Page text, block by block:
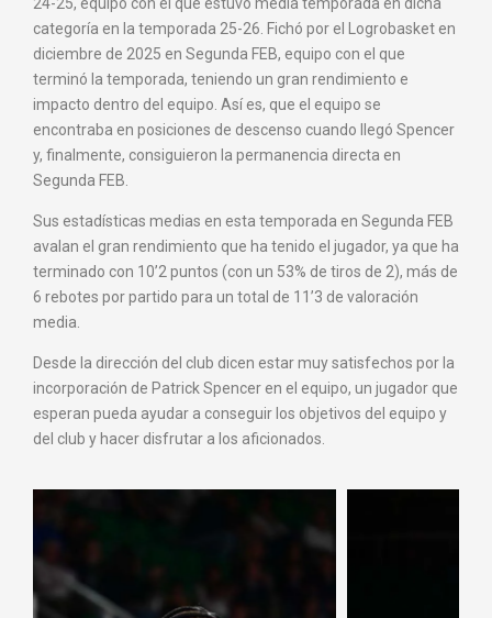
24-25, equipo con el que estuvo media temporada en dicha
categoría en la temporada 25-26. Fichó por el Logrobasket en
diciembre de 2025 en Segunda FEB, equipo con el que
terminó la temporada, teniendo un gran rendimiento e
impacto dentro del equipo. Así es, que el equipo se
encontraba en posiciones de descenso cuando llegó Spencer
y, finalmente, consiguieron la permanencia directa en
Segunda FEB.
Sus estadísticas medias en esta temporada en Segunda FEB
avalan el gran rendimiento que ha tenido el jugador, ya que ha
terminado con 10’2 puntos (con un 53% de tiros de 2), más de
6 rebotes por partido para un total de 11’3 de valoración
media.
Desde la dirección del club dicen estar muy satisfechos por la
incorporación de Patrick Spencer en el equipo, un jugador que
esperan pueda ayudar a conseguir los objetivos del equipo y
del club y hacer disfrutar a los aficionados.